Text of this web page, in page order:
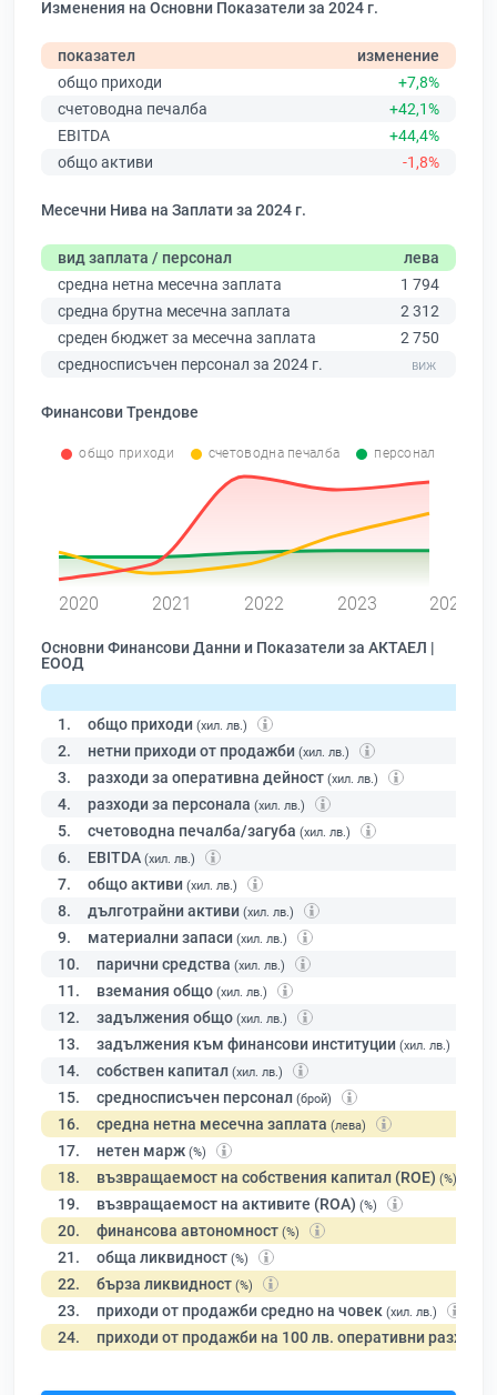
Изменения на Основни Показатели за 2024 г.
показател
изменение
общо приходи
+7,8%
счетоводна печалба
+42,1%
EBITDA
+44,4%
общо активи
-1,8%
Месечни Нива на Заплати за 2024 г.
вид заплата / персонал
лева
средна нетна месечна заплата
1 794
средна брутна месечна заплата
2 312
среден бюджет за месечна заплата
2 750
средносписъчен персонал за 2024 г.
Финансови Трендове
общо приходи счетоводна печалба персонал
2020 2021 2022 2023 2024
Основни Финансови Данни и Показатели за АКТАЕЛ |
ЕООД
1. общо приходи (хил. лв.)
2. нетни приходи от продажби (хил. лв.)
3. разходи за оперативна дейност (хил. лв.)
4. разходи за персонала (хил. лв.)
5. счетоводна печалба/загуба (хил. лв.)
6. EBITDA (хил. лв.)
7. общо активи (хил. лв.)
8. дълготрайни активи (хил. лв.)
9. материални запаси (хил. лв.)
10. парични средства (хил. лв.)
11. вземания общо (хил. лв.)
12. задължения общо (хил. лв.)
13. задължения към финансови институции (хил. лв.)
14. собствен капитал (хил. лв.)
15. средносписъчен персонал (брой)
16. средна нетна месечна заплата (лева)
17. нетен марж (%)
18. възвращаемост на собствения капитал (ROE) (%)
19. възвращаемост на активите (ROA) (%)
20. финансова автономност (%)
21. обща ликвидност (%)
22. бърза ликвидност (%)
23. приходи от продажби средно на човек (хил. лв.)
24. приходи от продажби на 100 лв. оперативни разходи